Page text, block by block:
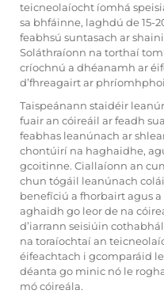
teicneolaíocht íomhá
sa bhfáinne, laghdú de 15-
feabhsú suntasach ar
Soláthraíonn na torthaí
críochnú a dhéanamh ar
d’fhreagairt ar
Taispeánann staidéir
fuair an cóireáil ar feadh
feabhas leanúnach ar
chontúirí na haghaidhe,
gcoitinne. Ciallaíonn an
chun tógáil leanúnach
benefíciú a fhorbairt agus
aghaidh go leor de na
d’iarrann seisiúin
na toraíochtaí an
éifeachtach i gcomparáid
déanta go minic nó le
mó cóireála.